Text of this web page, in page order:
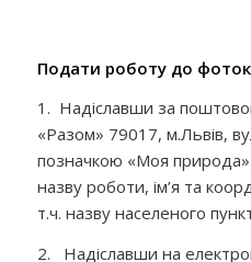
Подати роботу до
1. Надіславши за
«Разом» 79017, м.Львів,
позначкою «Моя
назву роботи, ім’я та
т.ч. назву населеного
2. Надіславши на